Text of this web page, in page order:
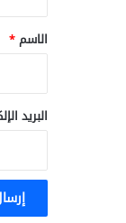
*
الاسم*
البريد